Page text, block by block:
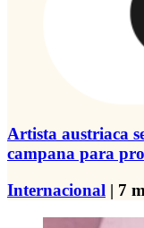
Artista austriaca
campana para
Internacional | 7